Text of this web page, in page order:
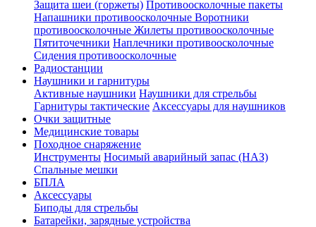
Защита шеи (горжеты) Противоосколочные пакеты
Напашники противоосколочные Воротники
противоосколочные Жилеты противоосколочные
Пятиточечники Наплечники противоосколочные
Сидения противоосколочные
Радиостанции
Наушники и гарнитуры
Активные наушники Наушники для стрельбы
Гарнитуры тактические Аксессуары для наушников
Очки защитные
Медицинские товары
Походное снаряжение
Инструменты Носимый аварийный запас (НАЗ)
Спальные мешки
БПЛА
Аксессуары
Биподы для стрельбы
Батарейки, зарядные устройства